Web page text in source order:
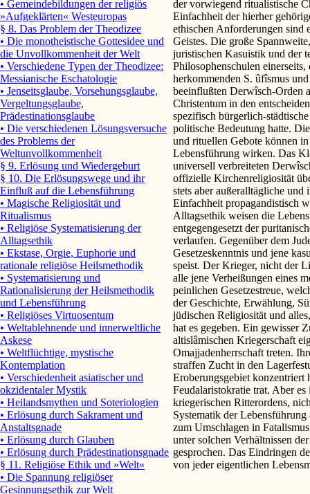
der vorwiegend ritualistische
Einfachheit der hierher
ethischen Anforderungen sind
Geistes. Die große
juristischen Kasuistik und der
Philosophenschulen
herkommenden S. ûfîsmus
beeinflußten Derwîsch-Orden
Christentum in den
spezifisch bürgerlich-
politische Bedeutung hatte.
und rituellen Gebote können
Lebensführung wirken. Das
universell verbreiteten
offizielle Kirchenreligiosität
stets aber außeralltägliche
Einfachheit propagandistisch
Alltagsethik weisen die
entgegengesetzt der
verlaufen. Gegenüber dem
Gesetzeskenntnis und jene
speist. Der Krieger, nicht der
alle jene Verheißungen eines
peinlichen Gesetzestreue,
der Geschichte, Erwählung,
jüdischen Religiosität und
hat es gegeben. Ein gewisser
altislâmischen Kriegerschaft
Omajjadenherrschaft treten.
straffen Zucht in den
Eroberungsgebiet konzentriert
Feudalaristokratie trat. Aber es
kriegerischen Ritterordens,
Systematik der
zum Umschlagen in
unter solchen Verhältnissen
gesprochen. Das Eindringen
von jeder eigentlichen
• Gemeindebildungen der religiös
»Aufgeklärten« Westeuropas
§ 8. Das Problem der Theodizee
• Die monotheistische Gottesidee und
die Unvollkommenheit der Welt
• Verschiedene Typen der Theodizee:
Messianische Eschatologie
• Jenseitsglaube, Vorsehungsglaube,
Vergeltungsglaube,
Prädestinationsglaube
• Die verschiedenen Lösungsversuche
des Problems der
Weltunvollkommenheit
§ 9. Erlösung und Wiedergeburt
§ 10. Die Erlösungswege und ihr
Einfluß auf die Lebensführung
• Magische Religiosität und
Ritualismus
• Religiöse Systematisierung der
Alltagsethik
• Ekstase, Orgie, Euphorie und
rationale religiöse Heilsmethodik
• Systematisierung und
Rationalisierung der Heilsmethodik
und Lebensführung
• Religiöses Virtuosentum
• Weltablehnende und innerweltliche
Askese
• Weltflüchtige, mystische
Kontemplation
• Verschiedenheit asiatischer und
okzidentaler Mystik
• Heilandsmythen und Soteriologien
• Erlösung durch Sakrament und
Anstaltsgnade
• Erlösung durch Glauben
• Erlösung durch Prädestinationsgnade
§ 11. Religiöse Ethik und »Welt«
• Die Spannung religiöser
Gesinnungsethik zur Welt